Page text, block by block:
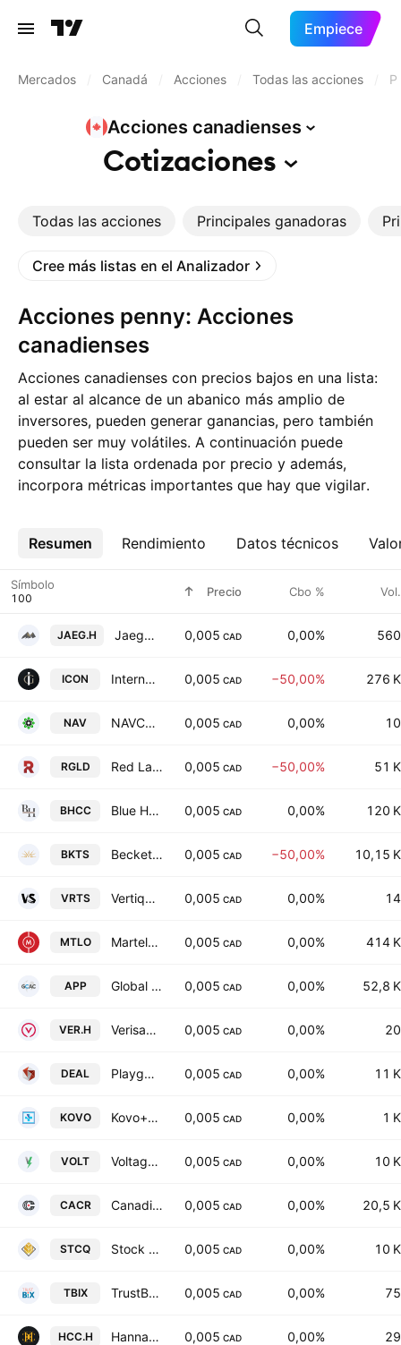
Empiece
Mercados Canadá Acciones Todas las acciones
Acciones canadienses
Cotizaciones
Todas las acciones Principales ganadoras
Cree más listas en el Analizador
Acciones penny: Acciones
canadienses
Acciones canadienses con precios bajos en una lista:
al estar al alcance de un abanico más amplio de
inversores, pueden generar ganancias, pero también
pueden ser muy volátiles. A continuación puede
consultar la lista ordenada por precio y además,
incorpora métricas importantes que hay que vigilar.
Resumen Rendimiento Datos técnicos
Más
Símbolo Precio Cbo % Vol.
JAEG.H Jaeger Resources Corp. 0,005 CAD 0,00% 560
ICON International Iconic Gold Exploration Corp 0,005 CAD −50,00% 276 K
NAV NAVCO Pharmaceuticals Inc 0,005 CAD 0,00% 10
RGLD Red Lake Gold Inc 0,005 CAD −50,00% 51 K
BHCC Blue Horizon Global Capital Corp. 0,005 CAD 0,00% 120 K
BKTS Beckett's Inc. 0,005 CAD −50,00% 10,15 K
VRTS Vertiqal Studios Corp 0,005 CAD 0,00% 14
MTLO Martello Technologies Group, Inc. 0,005 CAD 0,00% 414 K
APP Global Compliance Applications Corp 0,005 CAD 0,00% 52,8 K
VER.H Verisante Technology, Inc. 0,005 CAD 0,00% 20
DEAL Playgon Games, Inc. 0,005 CAD 0,00% 11 K
KOVO Kovo+ Holdings Inc 0,005 CAD 0,00% 1 K
VOLT Voltage Metals Corp 0,005 CAD 0,00% 10 K
CACR Canadian Chrome Company Inc. 0,005 CAD 0,00% 20,5 K
STCQ Stock Trend Capital Inc. 0,005 CAD 0,00% 10 K
TBIX TrustBix, Inc. 0,005 CAD 0,00% 75
HCC.H Hanna Capital Corp. 0,005 CAD 0,00% 29